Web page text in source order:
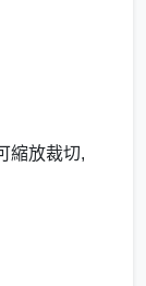
縮放裁切,